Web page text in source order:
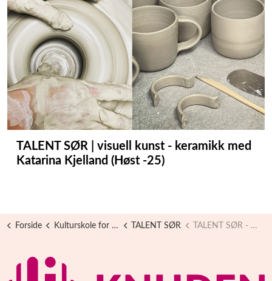
TALENT SØR | visuell kunst - keramikk med
Katarina Kjelland (Høst -25)
Forside Kulturskole for Alle TALENT SØR TALENT SØR - Arkiv